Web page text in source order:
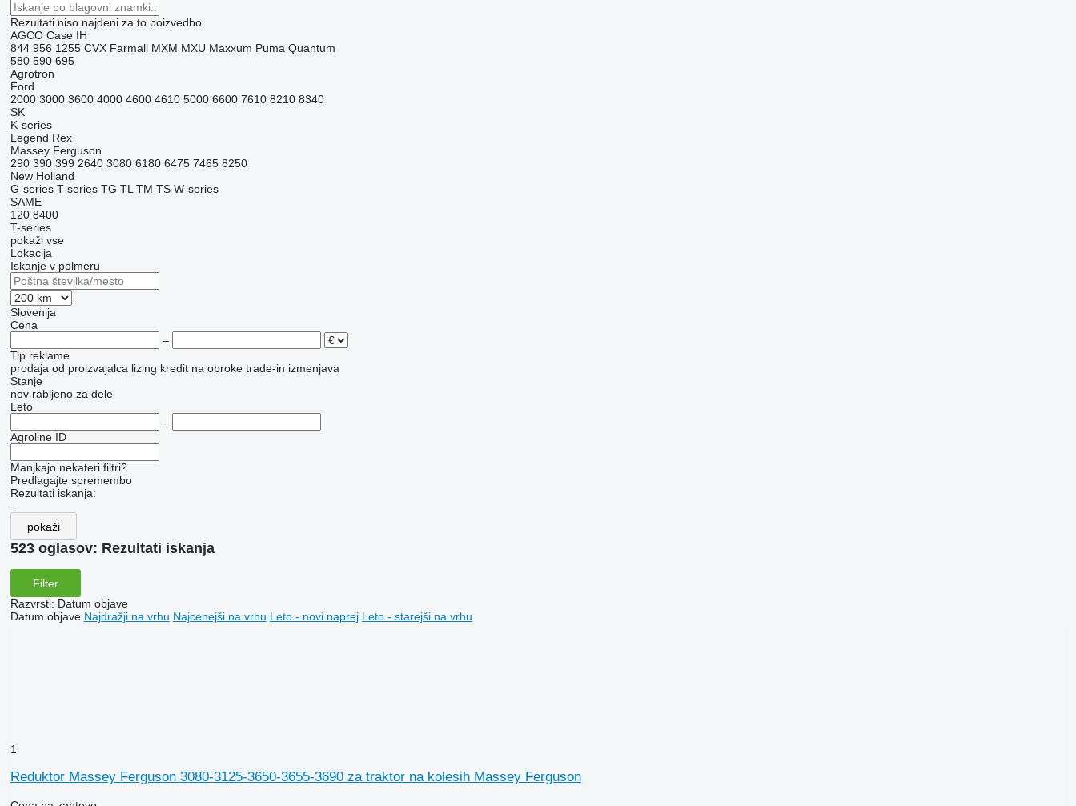
Rezultati niso najdeni za to poizvedbo
AGCO Case IH
844 956 1255 CVX Farmall MXM MXU Maxxum Puma Quantum
580 590 695
Agrotron
Ford
2000 3000 3600 4000 4600 4610 5000 6600 7610 8210 8340
SK
K-series
Legend Rex
Massey Ferguson
290 390 399 2640 3080 6180 6475 7465 8250
New Holland
G-series T-series TG TL TM TS W-series
SAME
120 8400
T-series
pokaži vse
Lokacija
Iskanje v polmeru
Slovenija
Cena
–
Tip reklame
prodaja od proizvajalca lizing kredit na obroke trade-in izmenjava
Stanje
nov rabljeno za dele
Leto
–
Agroline ID
Manjkajo nekateri filtri?
Predlagajte spremembo
Rezultati iskanja:
-
pokaži
523 oglasov: Rezultati iskanja
Filter
Razvrsti: Datum objave
Datum objave Najdražji na vrhu Najcenejši na vrhu Leto - novi naprej Leto - starejši na vrhu
1
Reduktor Massey Ferguson 3080-3125-3650-3655-3690 za traktor na kolesih Massey Ferguson